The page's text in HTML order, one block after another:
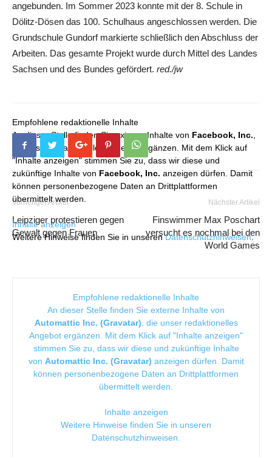
angebunden. Im Sommer 2023 konnte mit der 8. Schule in
Dölitz-Dösen das 100. Schulhaus angeschlossen werden. Die
Grundschule Gundorf markierte schließlich den Abschluss der
Arbeiten. Das gesamte Projekt wurde durch Mittel des Landes
Sachsen und des Bundes gefördert. red./jw
Empfohlene redaktionelle Inhalte
An dieser Stelle finden Sie externe Inhalte von Facebook, Inc.
die unser redaktionelles Angebot ergänzen. Mit dem Klick auf
"Inhalte anzeigen" stimmen Sie zu, dass wir diese und
zukünftige Inhalte von Facebook, Inc. anzeigen dürfen. Damit
können personenbezogene Daten an Drittplattformen
übermittelt werden.
Inhalte anzeigen
Weitere Hinweise finden Sie in unserenDatenschutzhinweisen.
Vorheriger Artikel
Leipziger protestieren gegen
Gewalt gegen Frauen
Nächster Artikel
Finswimmer Max Poschart
versucht es nochmal bei den
World Games
Empfohlene redaktionelle Inhalte
An dieser Stelle finden Sie externe Inhalte von
Automattic Inc. (Gravatar) , die unser redaktionelles
Angebot ergänzen. Mit dem Klick auf "Inhalte anzeigen"
stimmen Sie zu, dass wir diese und zukünftige Inhalte
von Automattic Inc. (Gravatar) anzeigen dürfen. Damit
können personenbezogene Daten an Drittplattformen
übermittelt werden.
Inhalte anzeigen
Weitere Hinweise finden Sie in unseren
Datenschutzhinweisen